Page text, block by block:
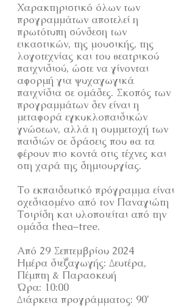
Χαρακτηριστικό όλων των
προγραμμάτων αποτελεί η
πρωτότυπη σύνδεση των
εικαστικών, της μουσικής, της
λογοτεχνίας και του θεατρικού
παιχνιδιού, ώστε να γίνονται
αφορμή για ψυχαγωγικά
παιχνίδια σε ομάδες. Σκοπός των
προγραμμάτων δεν είναι η
μεταφορά εγκυκλοπαιδικών
γνώσεων, αλλά η συμμετοχή των
παιδιών σε δράσεις που θα τα
φέρουν πιο κοντά στις τέχνες και
στη χαρά της δημιουργίας.
Το εκπαιδευτικό πρόγραμμα είναι
σχεδιασμένο από τον Παναγιώτη
Τσιρίδη και υλοποιείται από την
ομάδα thea–tree.
Από 29 Σεπτεμβρίου 2024
Ημέρα διεξαγωγής: Δευτέρα,
Πέμπτη & Παρασκευή
Ώρα: 10:00
Διάρκεια προγράμματος: 90’